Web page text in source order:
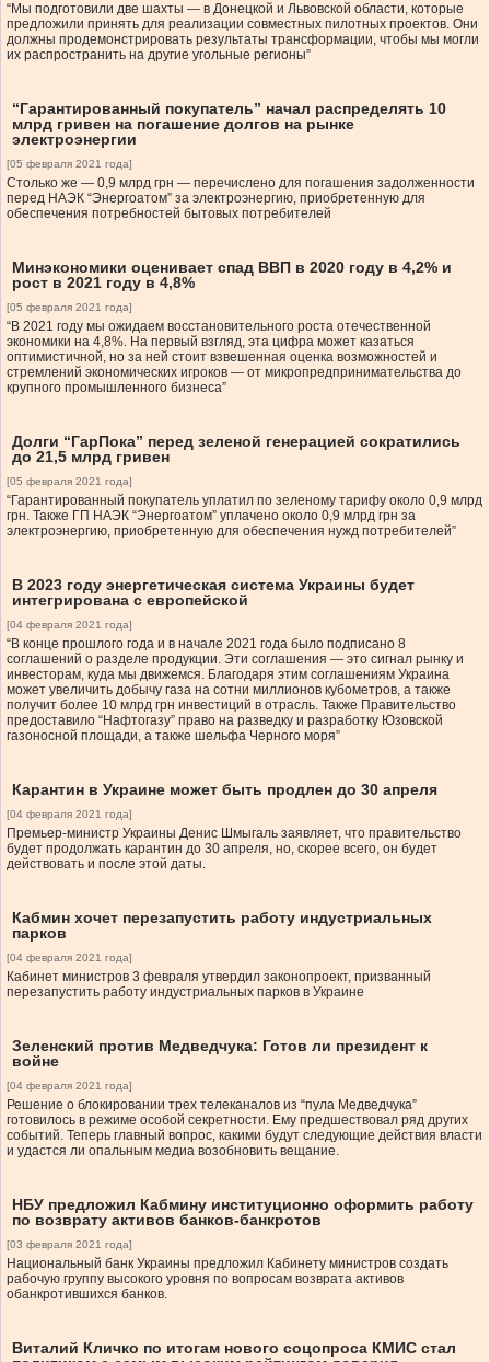
“Мы подготовили две шахты — в Донецкой и Львовской области, которые
предложили принять для реализации совместных пилотных проектов. Они
должны продемонстрировать результаты трансформации, чтобы мы могли
их распространить на другие угольные регионы”
“Гарантированный покупатель” начал распределять 10
млрд гривен на погашение долгов на рынке
электроэнергии
[05 февраля 2021 года]
Столько же — 0,9 млрд грн — перечислено для погашения задолженности
перед НАЭК “Энергоатом” за электроэнергию, приобретенную для
обеспечения потребностей бытовых потребителей
Минэкономики оценивает спад ВВП в 2020 году в 4,2% и
рост в 2021 году в 4,8%
[05 февраля 2021 года]
“В 2021 году мы ожидаем восстановительного роста отечественной
экономики на 4,8%. На первый взгляд, эта цифра может казаться
оптимистичной, но за ней стоит взвешенная оценка возможностей и
стремлений экономических игроков — от микропредпринимательства до
крупного промышленного бизнеса”
Долги “ГарПока” перед зеленой генерацией сократились
до 21,5 млрд гривен
[05 февраля 2021 года]
“Гарантированный покупатель уплатил по зеленому тарифу около 0,9 млрд
грн. Также ГП НАЭК “Энергоатом” уплачено около 0,9 млрд грн за
электроэнергию, приобретенную для обеспечения нужд потребителей”
В 2023 году энергетическая система Украины будет
интегрирована с европейской
[04 февраля 2021 года]
“В конце прошлого года и в начале 2021 года было подписано 8
соглашений о разделе продукции. Эти соглашения — это сигнал рынку и
инвесторам, куда мы движемся. Благодаря этим соглашениям Украина
может увеличить добычу газа на сотни миллионов кубометров, а также
получит более 10 млрд грн инвестиций в отрасль. Также Правительство
предоставило “Нафтогазу” право на разведку и разработку Юзовской
газоносной площади, а также шельфа Черного моря”
Карантин в Украине может быть продлен до 30 апреля
[04 февраля 2021 года]
Премьер-министр Украины Денис Шмыгаль заявляет, что правительство
будет продолжать карантин до 30 апреля, но, скорее всего, он будет
действовать и после этой даты.
Кабмин хочет перезапустить работу индустриальных
парков
[04 февраля 2021 года]
Кабинет министров 3 февраля утвердил законопроект, призванный
перезапустить работу индустриальных парков в Украине
Зеленский против Медведчука: Готов ли президент к
войне
[04 февраля 2021 года]
Решение о блокировании трех телеканалов из “пула Медведчука”
готовилось в режиме особой секретности. Ему предшествовал ряд других
событий. Теперь главный вопрос, какими будут следующие действия власти
и удастся ли опальным медиа возобновить вещание.
НБУ предложил Кабмину институционно оформить работу
по возврату активов банков-банкротов
[03 февраля 2021 года]
Национальный банк Украины предложил Кабинету министров создать
рабочую группу высокого уровня по вопросам возврата активов
обанкротившихся банков.
Виталий Кличко по итогам нового соцопроса КМИС стал